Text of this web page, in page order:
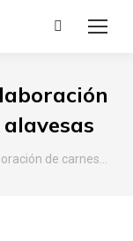
Buscar:
de carnes…